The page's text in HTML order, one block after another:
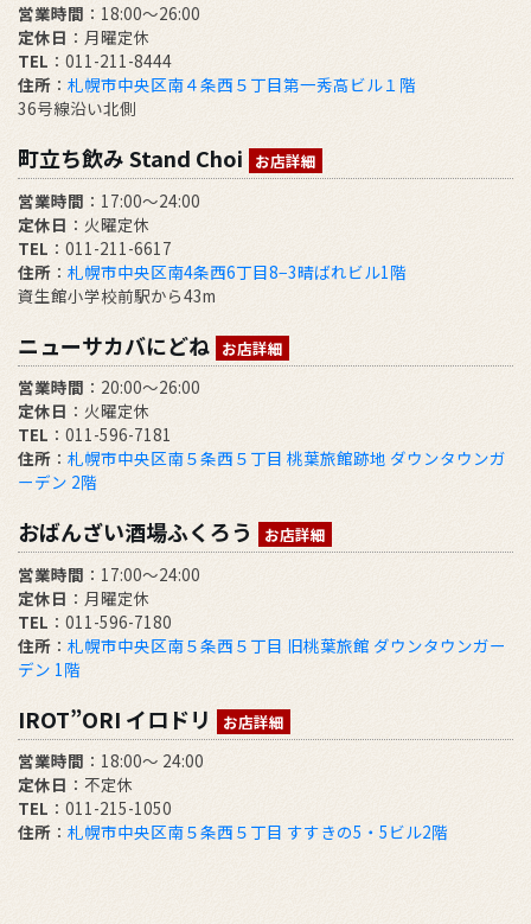
営業時間 ：18:00～26:00
定休日 ：月曜定休
TEL ：011-211-8444
住所 ： 札幌市中央区南４条西５丁目第一秀高ビル１階
36号線沿い北側
町立ち飲み Stand Choi お店詳細
営業時間 ：17:00〜24:00
定休日 ：火曜定休
TEL ：011-211-6617
住所 ： 札幌市中央区南4条西6丁目8−3晴ばれビル1階
資生館小学校前駅から43m
ニューサカバにどね お店詳細
営業時間 ：20:00～26:00
定休日 ：火曜定休
TEL ：011-596-7181
住所 ： 札幌市中央区南５条西５丁目 桃葉旅館跡地 ダウンタウンガ
ーデン 2階
おばんざい酒場ふくろう お店詳細
営業時間 ：17:00～24:00
定休日 ：月曜定休
TEL ：011-596-7180
住所 ： 札幌市中央区南５条西５丁目 旧桃葉旅館 ダウンタウンガー
デン 1階
IROT”ORI イロドリ お店詳細
営業時間 ：18:00～ 24:00
定休日 ：不定休
TEL ：011-215-1050
住所 ： 札幌市中央区南５条西５丁目 すすきの5・5ビル2階